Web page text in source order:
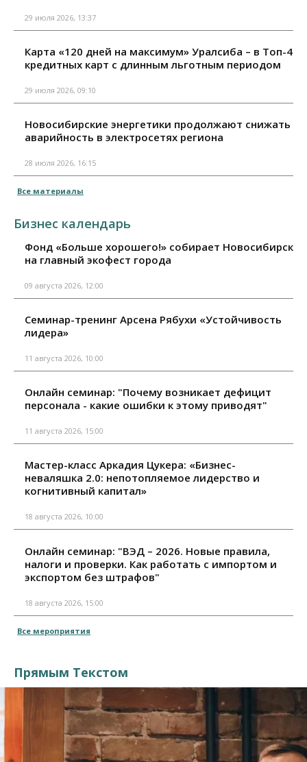
29 июля 2026, 13:37
Карта «120 дней на максимум» Уралсиба – в Топ-4
кредитных карт с длинным льготным периодом
29 июля 2026, 09:10
Новосибирские энергетики продолжают снижать
аварийность в электросетях региона
28 июля 2026, 16:15
Все материалы
Бизнес календарь
Фонд «Больше хорошего!» собирает Новосибирск
на главный экофест города
09 августа 2026, 12:00
Семинар-тренинг Арсена Рябухи «Устойчивость
лидера»
11 августа 2026, 10:00
Онлайн семинар: "Почему возникает дефицит
персонала - какие ошибки к этому приводят"
11 августа 2026, 15:00
Мастер-класс Аркадия Цукера: «Бизнес-
неваляшка 2.0: непотопляемое лидерство и
когнитивный капитал»
18 августа 2026, 10:00
Онлайн семинар: "ВЭД – 2026. Новые правила,
налоги и проверки. Как работать с импортом и
экспортом без штрафов"
18 августа 2026, 15:00
Все мероприятия
Прямым Текстом